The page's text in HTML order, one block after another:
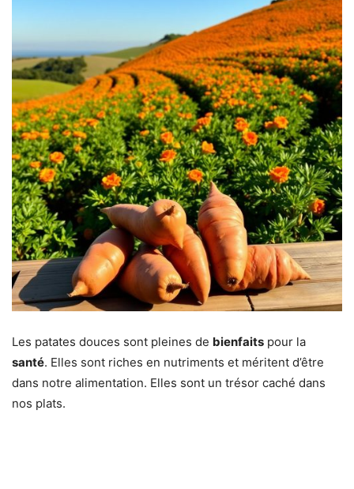
Les patates douces sont pleines de bienfaits pour la
santé. Elles sont riches en nutriments et méritent d’être
dans notre alimentation. Elles sont un trésor caché dans
nos plats.